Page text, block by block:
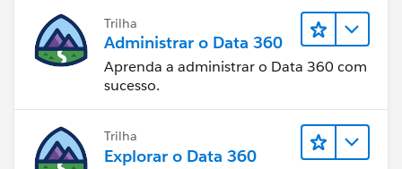
Trilha
Administrar o Data 360
Aprenda a administrar o Data 360 com
sucesso.
Trilha
Explorar o Data 360